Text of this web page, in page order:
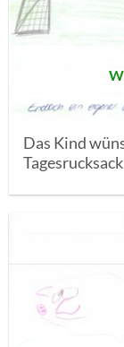
Das Kind
Tagesrucksack